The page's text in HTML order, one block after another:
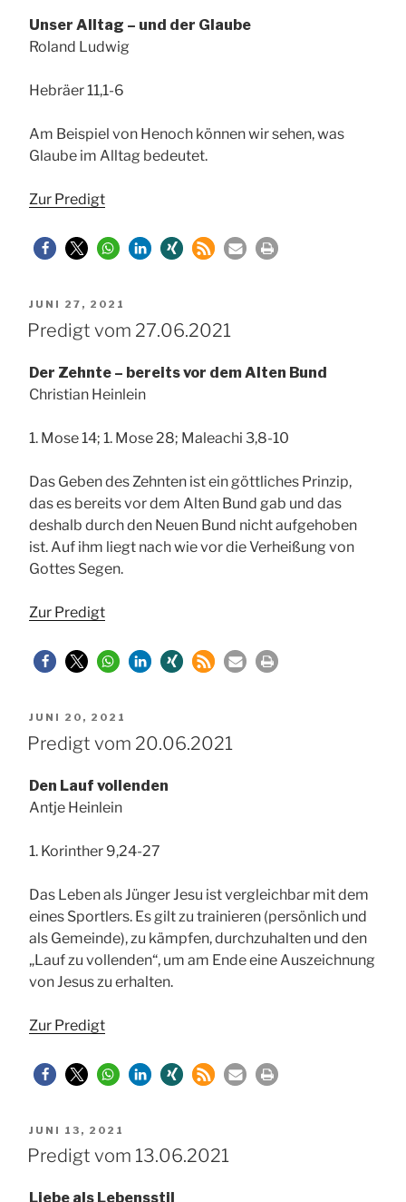
Unser Alltag – und der Glaube
Roland Ludwig
Hebräer 11,1-6
Am Beispiel von Henoch können wir sehen, was
Glaube im Alltag bedeutet.
Zur Predigt
VERÖFFENTLICHT
AM
JUNI 27, 2021
Predigt vom 27.06.2021
Der Zehnte – bereits vor dem Alten Bund
Christian Heinlein
1. Mose 14; 1. Mose 28; Maleachi 3,8-10
Das Geben des Zehnten ist ein göttliches Prinzip,
das es bereits vor dem Alten Bund gab und das
deshalb durch den Neuen Bund nicht aufgehoben
ist. Auf ihm liegt nach wie vor die Verheißung von
Gottes Segen.
Zur Predigt
VERÖFFENTLICHT
AM
JUNI 20, 2021
Predigt vom 20.06.2021
Den Lauf vollenden
Antje Heinlein
1. Korinther 9,24-27
Das Leben als Jünger Jesu ist vergleichbar mit dem
eines Sportlers. Es gilt zu trainieren (persönlich und
als Gemeinde), zu kämpfen, durchzuhalten und den
„Lauf zu vollenden“, um am Ende eine Auszeichnung
von Jesus zu erhalten.
Zur Predigt
VERÖFFENTLICHT
AM
JUNI 13, 2021
Predigt vom 13.06.2021
Liebe als Lebensstil